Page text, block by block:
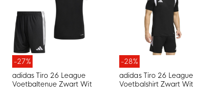
-27%
adidas Tiro 26 League
Voetbaltenue Zwart Wit
-28%
adidas Tiro 26 League
Voetbalshirt Zwart Wit